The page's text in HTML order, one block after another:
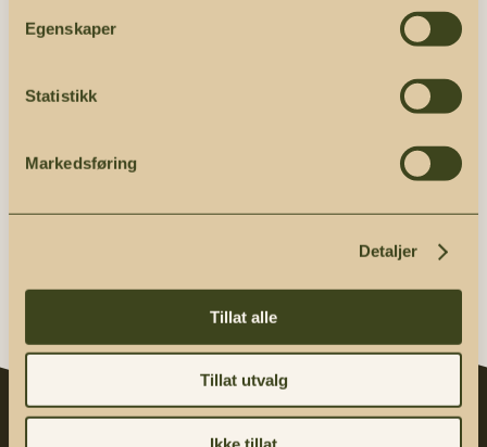
Egenskaper
Statistikk
Markedsføring
Detaljer
Tillat alle
Tillat utvalg
lajo@giax.no
+47 934 51 319